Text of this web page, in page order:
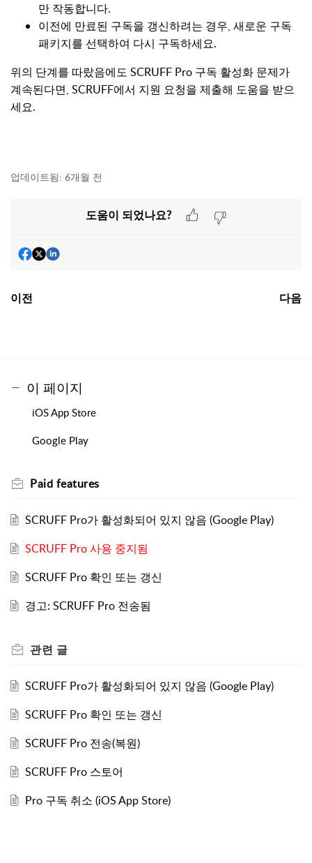
만 작동합니다.
이전에 만료된 구독을 갱신하려는 경우, 새로운 구독
패키지를 선택하여 다시 구독하세요.
위의 단계를 따랐음에도 SCRUFF Pro 구독 활성화 문제가
계속된다면, SCRUFF에서 지원 요청을 제출해 도움을 받으
세요.
업데이트됨: 6개월 전
도움이 되었나요?
이전 다음
이 페이지
iOS App Store
Google Play
Paid features
SCRUFF Pro가 활성화되어 있지 않음 (Google Play)
SCRUFF Pro 사용 중지됨
SCRUFF Pro 확인 또는 갱신
경고: SCRUFF Pro 전송됨
관련 글
SCRUFF Pro가 활성화되어 있지 않음 (Google Play)
SCRUFF Pro 확인 또는 갱신
SCRUFF Pro 전송(복원)
SCRUFF Pro 스토어
Pro 구독 취소 (iOS App Store)